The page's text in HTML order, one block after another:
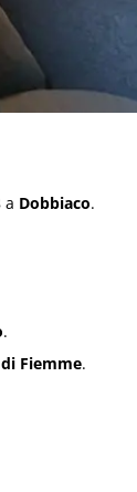
a Dobbiaco.
.
Fiemme.